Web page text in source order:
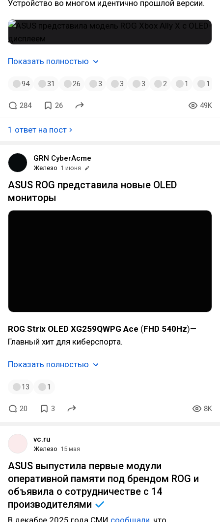
Устройство во многом идентично прошлой версии.
Показать полностью
94 31 26 3 3 3 2 1 1
284 26 49K
1 ответ на пост
GRN CyberAcme
Железо 1 июня
ASUS ROG представила новые OLED
мониторы
ROG Strix OLED XG259QWPG Ace (FHD 540Hz)—
Главный хит для киберспорта.
Показать полностью
13 1
20 3 8K
vc.ru
Железо 15 мая
ASUS выпустила первые модули
оперативной памяти под брендом ROG и
объявила о сотрудничестве с 14
производителями
В декабре 2025 года СМИ сообщали, что